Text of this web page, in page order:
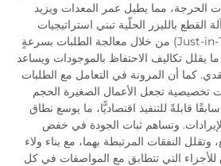
الحرجة، مما يطيل عمر المعدات ويزيد
القطع بالليزر الحلّية تبني استراتيجيات
الإنتاج حسب الطلب (Just-in-Time) من خلال معالجة الطلبات بسرعةٍ
يقلل تكاليف الاحتفاظ بالموجودات ويساعد
كما أن المرونة في التعامل مع الطلبات
تخصيصية تجعل الأعمال الصغيرة الحجم
قابلةً للتنفيذ اقتصاديًّا، ما يوسع نطاق
وتساهم ثبات الجودة في خفض
وتقلل النفقات المرتبطة بهما، مع بناء ولاء
للأجزاء التي تتطابق مع المواصفات في كل